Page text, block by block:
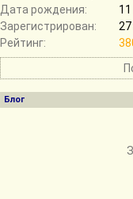
Дата рождения:
Зарегистрирован:
Рейтинг:
Блог